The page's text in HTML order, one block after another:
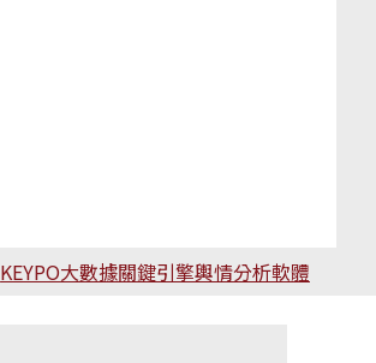
KEYPO大數據關鍵引擎輿情分析軟體